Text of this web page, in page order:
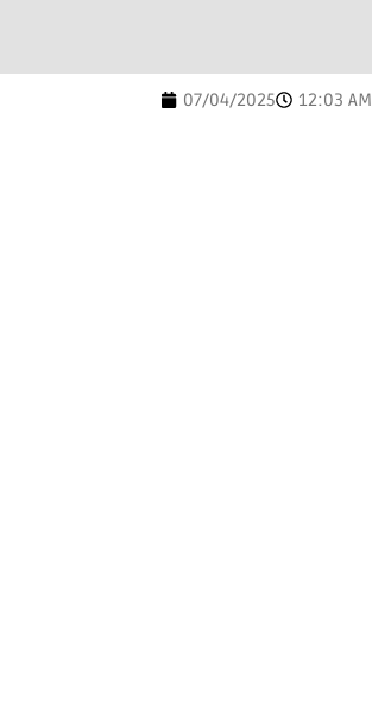
07/04/2025 12:03 AM